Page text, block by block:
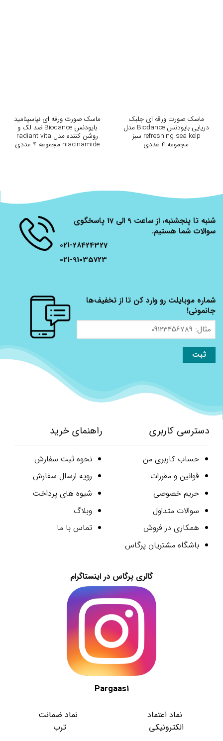
ماسک صورت ورقه ای جلبک
دریایی بایودنس Biodance مدل
refreshing sea kelp سبز
مجموعه 4 عددی
ماسک صورت ورقه ای نیاسینامید
بایودنس Biodance ضد لک و
روشن کننده مدل radiant vita
niacinamide مجموعه 4 عددی
شنبه تا پنجشنبه، از ساعت 9 الی 17 پاسخگوی
سوالات شما هستیم.
021-28424327
021-91035723
شماره موبایلت رو وارد کن تا از تخفیف‌ها
جانمونی!
مثال:
09123456789
دسترسی کاربری
حساب کاربری من
قوانین و مقررات
حریم خصوصی
سوالات متداول
همکاری در فروش
باشگاه مشتریان پرگاس
راهنمای خرید
نحوه ثبت سفارش
رویه ارسال سفارش
شیوه های پرداخت
وبلاگ
تماس با ما
گالری پرگاس در اینستاگرام
Pargaas1
نماد اعتماد
الکترونیکی
نماد ضمانت
ترب